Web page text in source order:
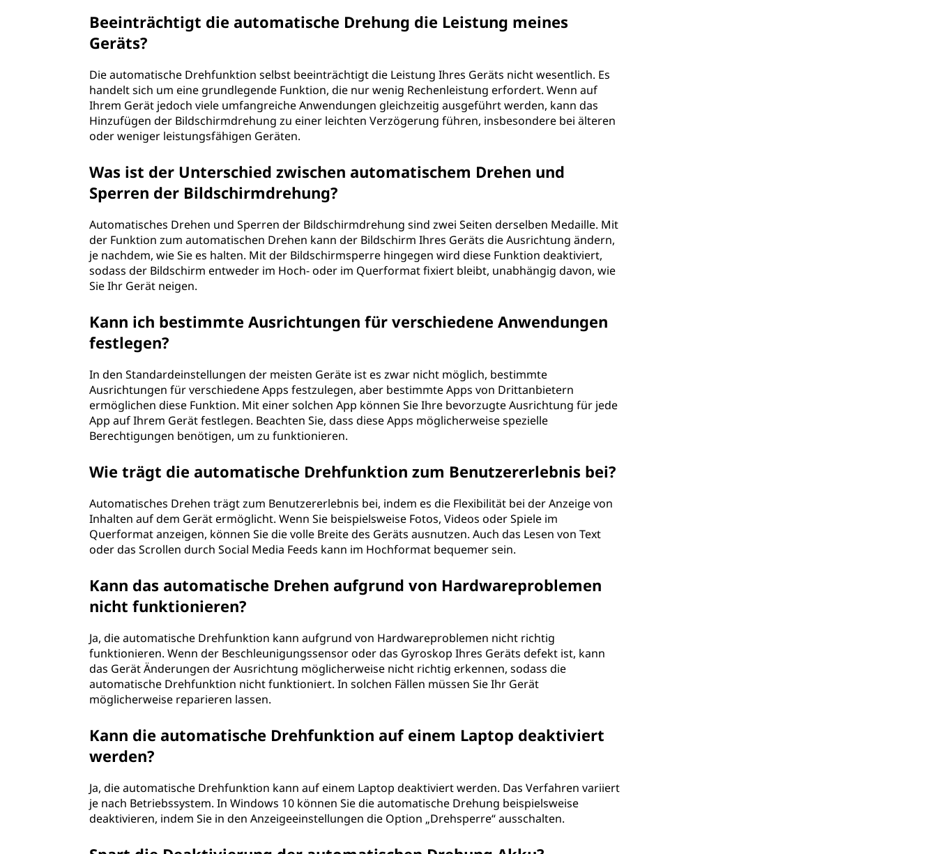
Beeinträchtigt die automatische Drehung die Leistung meines
Geräts?
Die automatische Drehfunktion selbst beeinträchtigt die Leistung Ihres Geräts nicht wesentlich. Es
handelt sich um eine grundlegende Funktion, die nur wenig Rechenleistung erfordert. Wenn auf
Ihrem Gerät jedoch viele umfangreiche Anwendungen gleichzeitig ausgeführt werden, kann das
Hinzufügen der Bildschirmdrehung zu einer leichten Verzögerung führen, insbesondere bei älteren
oder weniger leistungsfähigen Geräten.
Was ist der Unterschied zwischen automatischem Drehen und
Sperren der Bildschirmdrehung?
Automatisches Drehen und Sperren der Bildschirmdrehung sind zwei Seiten derselben Medaille. Mit
der Funktion zum automatischen Drehen kann der Bildschirm Ihres Geräts die Ausrichtung ändern,
je nachdem, wie Sie es halten. Mit der Bildschirmsperre hingegen wird diese Funktion deaktiviert,
sodass der Bildschirm entweder im Hoch- oder im Querformat fixiert bleibt, unabhängig davon, wie
Sie Ihr Gerät neigen.
Kann ich bestimmte Ausrichtungen für verschiedene Anwendungen
festlegen?
In den Standardeinstellungen der meisten Geräte ist es zwar nicht möglich, bestimmte
Ausrichtungen für verschiedene Apps festzulegen, aber bestimmte Apps von Drittanbietern
ermöglichen diese Funktion. Mit einer solchen App können Sie Ihre bevorzugte Ausrichtung für jede
App auf Ihrem Gerät festlegen. Beachten Sie, dass diese Apps möglicherweise spezielle
Berechtigungen benötigen, um zu funktionieren.
Wie trägt die automatische Drehfunktion zum Benutzererlebnis bei?
Automatisches Drehen trägt zum Benutzererlebnis bei, indem es die Flexibilität bei der Anzeige von
Inhalten auf dem Gerät ermöglicht. Wenn Sie beispielsweise Fotos, Videos oder Spiele im
Querformat anzeigen, können Sie die volle Breite des Geräts ausnutzen. Auch das Lesen von Text
oder das Scrollen durch Social Media Feeds kann im Hochformat bequemer sein.
Kann das automatische Drehen aufgrund von Hardwareproblemen
nicht funktionieren?
Ja, die automatische Drehfunktion kann aufgrund von Hardwareproblemen nicht richtig
funktionieren. Wenn der Beschleunigungssensor oder das Gyroskop Ihres Geräts defekt ist, kann
das Gerät Änderungen der Ausrichtung möglicherweise nicht richtig erkennen, sodass die
automatische Drehfunktion nicht funktioniert. In solchen Fällen müssen Sie Ihr Gerät
möglicherweise reparieren lassen.
Kann die automatische Drehfunktion auf einem Laptop deaktiviert
werden?
Ja, die automatische Drehfunktion kann auf einem Laptop deaktiviert werden. Das Verfahren variiert
je nach Betriebssystem. In Windows 10 können Sie die automatische Drehung beispielsweise
deaktivieren, indem Sie in den Anzeigeeinstellungen die Option „Drehsperre“ ausschalten.